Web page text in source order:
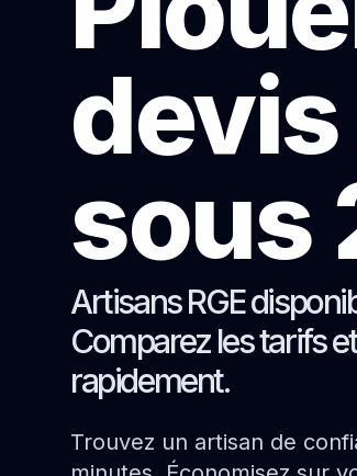
sous
Artisans RGE
Comparez les tarifs
rapidement.
Trouvez un artisan de